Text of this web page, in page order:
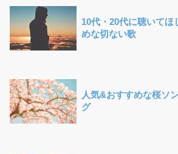
10代・20代に聴いて
めな切ない歌
人気&おすすめな桜ソ
グ